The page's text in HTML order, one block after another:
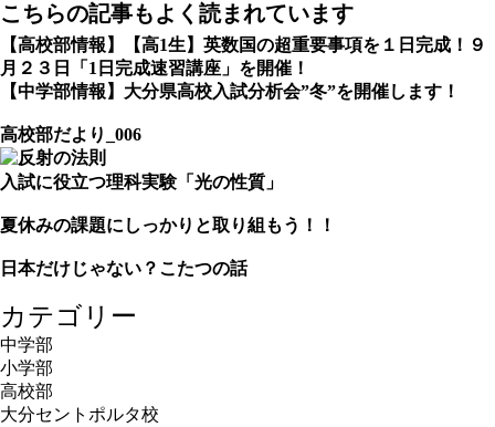
こちらの記事もよく読まれています
【高校部情報】【高1生】英数国の超重要事項を１日完成！９
月２３日「1日完成速習講座」を開催！
【中学部情報】大分県高校入試分析会”冬”を開催します！
高校部だより_006
入試に役立つ理科実験「光の性質」
夏休みの課題にしっかりと取り組もう！！
日本だけじゃない？こたつの話
カテゴリー
中学部
小学部
高校部
大分セントポルタ校